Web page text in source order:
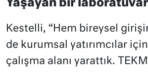
Yaşayan bir
Kestelli, “Hem bireysel
de kurumsal yatırımcılar
çalışma alanı yarattık.